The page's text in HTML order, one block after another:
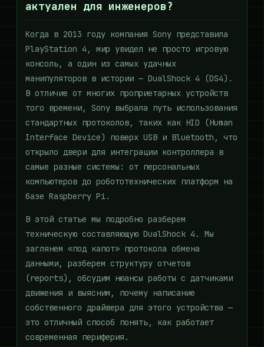
актуален для инженеров?
Когда в 2013 году компания Sony представила
PlayStation 4, мир увидел не просто игровую
консоль, а один из самых удачных
манипуляторов в истории — DualShock 4 (DS4).
В отличие от многих проприетарных устройств
того времени, Sony выбрала путь использования
стандартных протоколов, таких как HID (Human
Interface Device) поверх USB и Bluetooth, что
открыло двери для интеграции контроллера в
самые разные системы: от персональных
компьютеров до робототехнических платформ на
базе Raspberry Pi.
В этой статье мы подробно разберем
техническую составляющую DualShock 4. Мы
заглянем «под капот» протокола обмена
данными, разберем структуру отчетов
(reports), обсудим нюансы работы с датчиками
движения и выясним, почему написание
собственного драйвера для этого устройства —
это отличный способ понять, как работает
современная периферия.